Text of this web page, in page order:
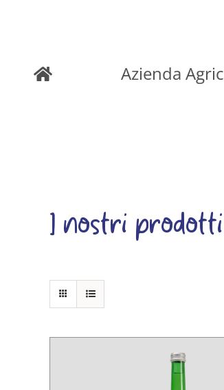
content
Azienda
I nostri prodotti